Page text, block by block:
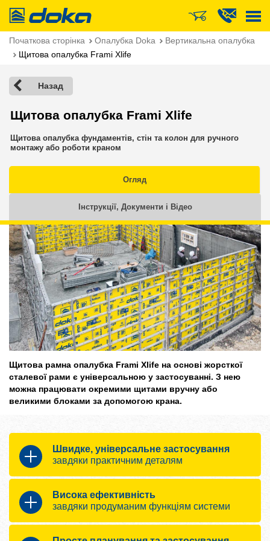
Doka
Початкова сторінка Опалубка Doka
Вертикальна опалубка
Щитова опалубка Frami Xlife
Назад
Щитова опалубка Frami Xlife
Щитова опалубка фундаментів, стін та колон для ручного
монтажу або роботи краном
Огляд
Інструкції, Документи і Відео
Щитова рамна опалубка Frami Xlife на основі жорсткої
сталевої рами є універсальною у застосуванні. З нею
можна працювати окремими щитами вручну або
великими блоками за допомогою крана.
Швидке, універсальне застосування
завдяки практичним деталям
щитова опалубка із сталевою рамою
для фундаментів, стін та колон
робота щитами вручну або блоками
щитів із застосуванням крану
Висока ефективність
завдяки продуманим функціям системи